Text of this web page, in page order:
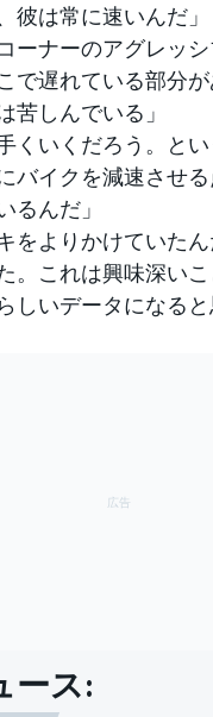
彼は常に速いんだ」
ーナーのアグレッ
で遅れている部分
苦しんでいる」
くいくだろう。と
バイクを減速させ
るんだ」
をよりかけていた
。これは興味深い
しいデータになると
ース: